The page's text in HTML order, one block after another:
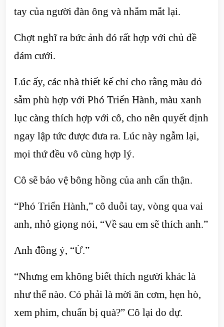
tay của người đàn ông và nhắm mắt lại.
Chợt nghĩ ra bức ảnh đó rất hợp với chủ đề
đám cưới.
Lúc ấy, các nhà thiết kế chỉ cho rằng màu đỏ
sẫm phù hợp với Phó Triển Hành, màu xanh
lục càng thích hợp với cô, cho nên quyết định
ngay lập tức được đưa ra. Lúc này ngẫm lại,
mọi thứ đều vô cùng hợp lý.
Cô sẽ bảo vệ bông hồng của anh cẩn thận.
“Phó Triển Hành,” cô duỗi tay, vòng qua vai
anh, nhỏ giọng nói, “Về sau em sẽ thích anh.”
Anh đồng ý, “Ừ.”
“Nhưng em không biết thích người khác là
như thế nào. Có phải là mời ăn cơm, hẹn hò,
xem phim, chuẩn bị quà?” Cô lại do dự.